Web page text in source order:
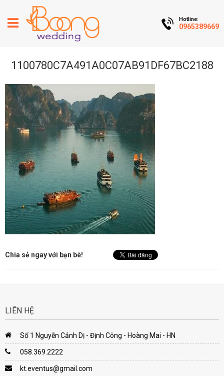
Hotline:
0965389669
1100780C7A491A0C07AB91DF67BC2188
Chia sẻ ngay với bạn bè!
LIÊN HỆ
Số 1 Nguyễn Cảnh Dị - Định Công - Hoàng Mai - HN
058.369.2222
kt.eventus@gmail.com